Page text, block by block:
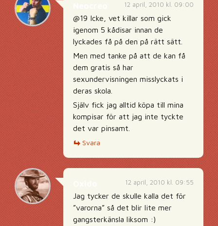
12 april, 2010 kl. 09:00
@19 Icke, vet killar som gick
igenom 5 kådisar innan de
lyckades få på den på rätt sätt.
Men med tanke på att de kan få
dem gratis så har
sexundervisningen misslyckats i
deras skola.
Själv fick jag alltid köpa till mina
kompisar för att jag inte tyckte
det var pinsamt.
Svara
12 april, 2010 kl. 09:55
Jag tycker de skulle kalla det för
”varorna” så det blir lite mer
gangsterkänsla liksom :)